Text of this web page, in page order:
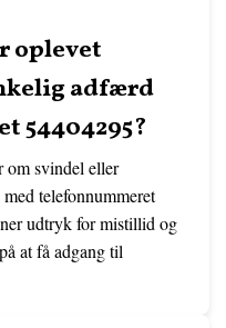
oplevet
adfærd
54404295?
om svindel eller
telefonnummeret
udtryk for mistillid og
at få adgang til